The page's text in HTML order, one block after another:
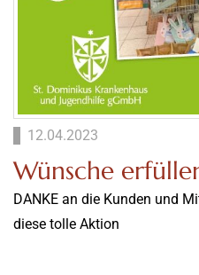
12.04.2023
Wünsche
DANKE an die Kunden und
diese tolle Aktion